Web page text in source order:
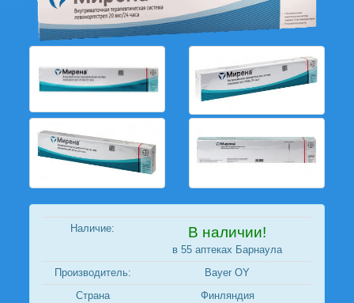
Наличие: В наличии!
в 55 аптеках Барнаула
Производитель:
Bayer OY
Страна
Финляндия